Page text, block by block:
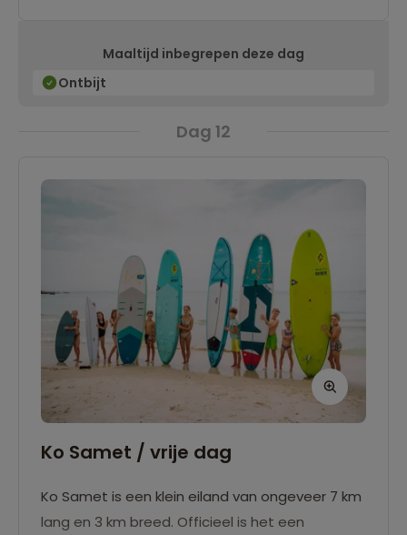
met zwembad. Dat je binnen een paar stappen
op het mooie witte strand staat is natuurlijk
om de reis af te sluiten.
Maaltijd inbegrepen deze dag
Ontbijt
Dag 12
Ko Samet / vrije dag
Ko Samet is een klein eiland van ongeveer 7 km
lang en 3 km breed. Officieel is het een